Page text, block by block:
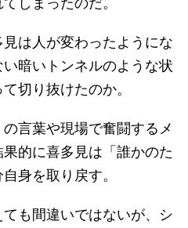
は人が変わったようにな
暗いトンネルのような状
切り抜けたのか。
言葉や現場で奮闘するメ
的に喜多見は「誰かのた
身を取り戻す。
も間違いではないが、シ